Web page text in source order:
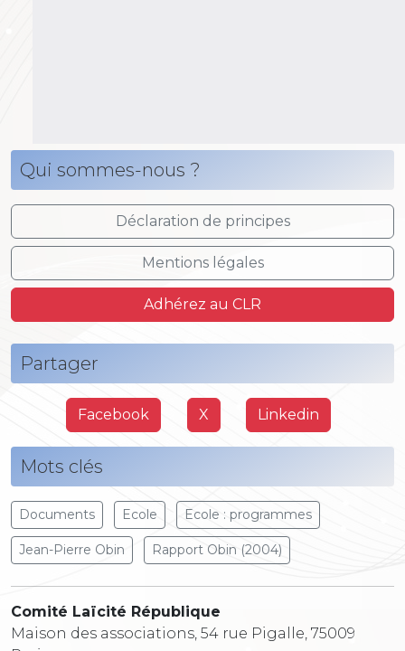
Qui sommes-nous ?
Déclaration de principes
Mentions légales
Adhérez au CLR
Partager
Facebook X Linkedin
Mots clés
Documents Ecole Ecole : programmes
Jean-Pierre Obin Rapport Obin (2004)
Comité Laïcité République
Maison des associations, 54 rue Pigalle, 75009